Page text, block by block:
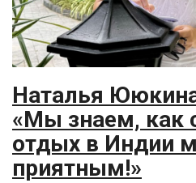
Наталья
«Мы знаем, как
отдых в Индии
приятным!»